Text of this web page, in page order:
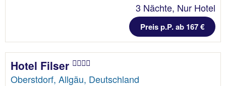
3 Nächte, Nur Hotel
Preis p.P. ab 167 €
Hotel Filser
Oberstdorf, Allgäu, Deutschland